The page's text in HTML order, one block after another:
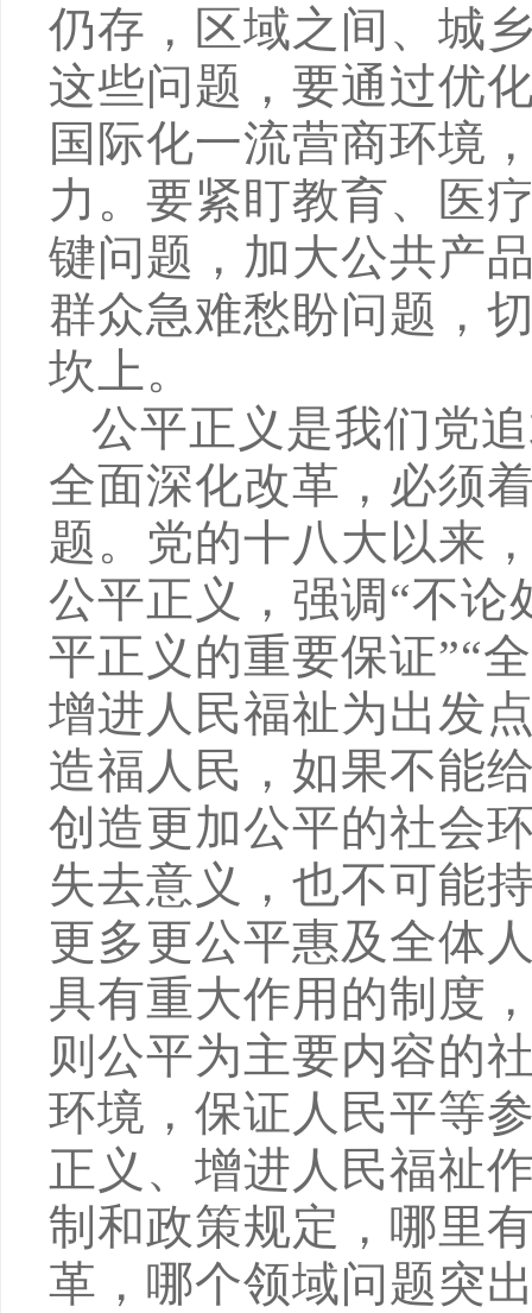
仍存，区域之间、城
这些问题，要通过优
国际化一流营商环境
力。要紧盯教育、医
键问题，加大公共产
群众急难愁盼问题，
坎上。
公平正义是我们党
全面深化改革，必须
题。党的十八大以来
公平正义，强调“不
平正义的重要保证”“
增进人民福祉为出发
造福人民，如果不能
创造更加公平的社会
失去意义，也不可能
更多更公平惠及全体
具有重大作用的制度
则公平为主要内容的
环境，保证人民平等
正义、增进人民福祉
制和政策规定，哪里
革，哪个领域问题突